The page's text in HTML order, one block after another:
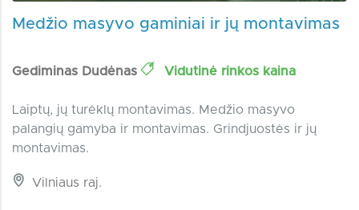
Medžio masyvo gaminiai ir jų montavimas
Gediminas Dudėnas Vidutinė rinkos kaina
Laiptų, jų turėklų montavimas. Medžio masyvo
palangių gamyba ir montavimas. Grindjuostės ir jų
montavimas.
Vilniaus raj.